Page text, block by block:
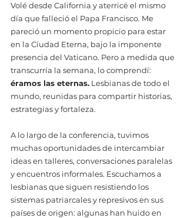
Volé desde California y aterricé el mismo
día que falleció el Papa Francisco. Me
pareció un momento propicio para estar
en la Ciudad Eterna, bajo la imponente
presencia del Vaticano. Pero a medida que
transcurría la semana, lo comprendí:
éramos las eternas. Lesbianas de todo el
mundo, reunidas para compartir historias,
estrategias y fortaleza.
A lo largo de la conferencia, tuvimos
muchas oportunidades de intercambiar
ideas en talleres, conversaciones paralelas
y encuentros informales. Escuchamos a
lesbianas que siguen resistiendo los
sistemas patriarcales y represivos en sus
países de origen: algunas han huido en